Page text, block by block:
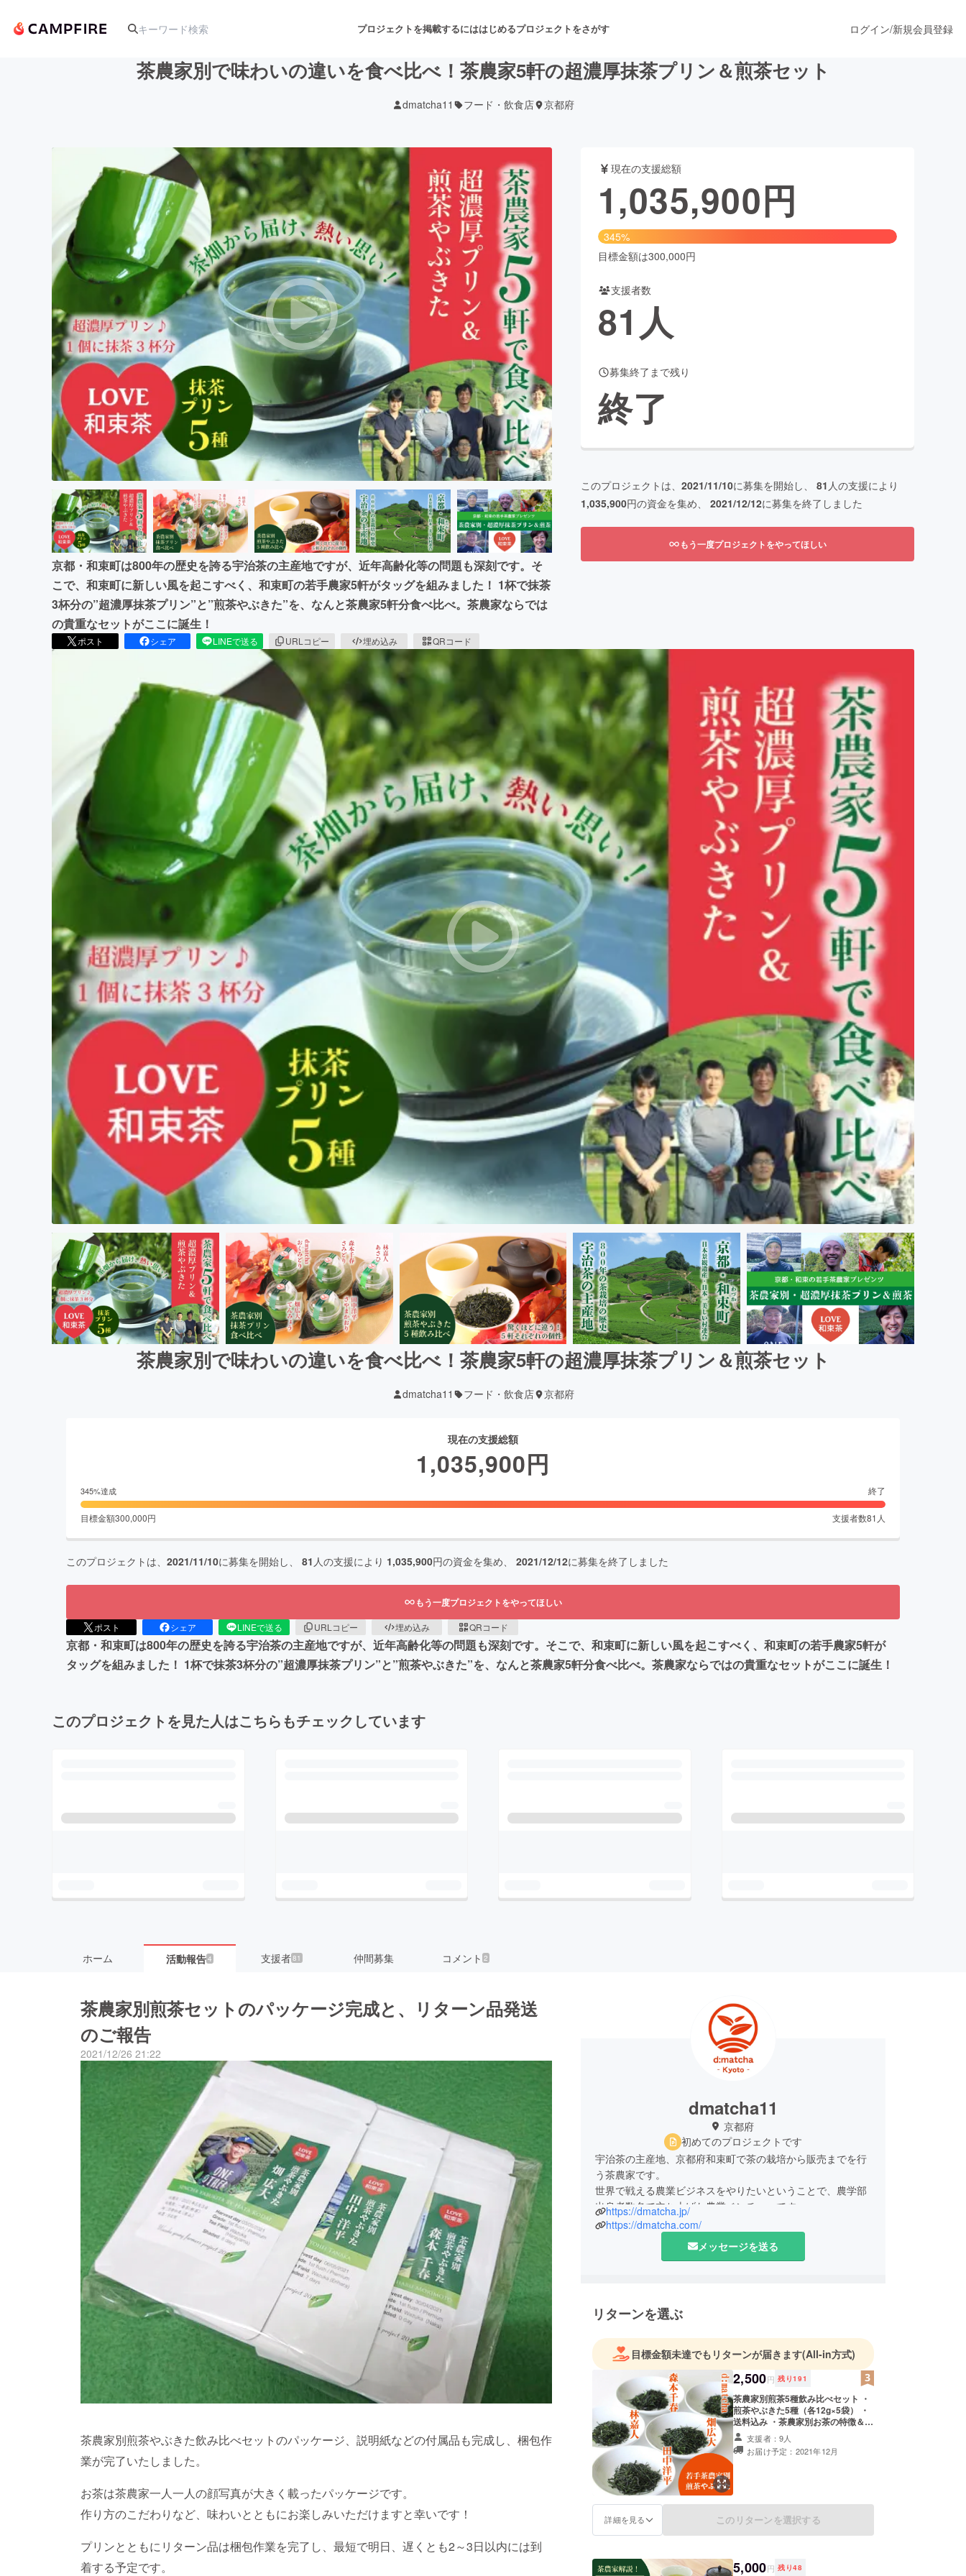
プロジェクトを掲載するにははじめるプロジェクトをさがす
アート・写真 音楽 舞台・パフォーマンス
テクノロジー・ガジェット ゲーム・サービス開発 ファッション
映像・映画 書籍・雑誌出版 アニメ・漫画
ビジネス・起業 チャレンジ ビューティー・ヘルスケア
まちづくり・地域活性化
CAMPFIRE for Social GoodCAMPFIRE Creation
CAMPFIREふるさと納税machi-yaコミュニティ
ログイン/新規会員登録
茶農家別で味わいの違いを食べ比べ！茶農家5軒の超濃厚抹茶プリン＆煎茶セット
dmatcha11 フード・飲食店 京都府
京都・和束町は800年の歴史を誇る宇治茶の主産地ですが、近年高齢化等の問題も深刻です。そ
こで、和束町に新しい風を起こすべく、和束町の若手農家5軒がタッグを組みました！ 1杯で抹茶
3杯分の”超濃厚抹茶プリン”と”煎茶やぶきた”を、なんと茶農家5軒分食べ比べ。茶農家ならでは
の貴重なセットがここに誕生！
ポスト シェア LINEで送る URLコピー 埋め込み QRコード
現在の支援総額
1,035,900円
345%
目標金額は300,000円
支援者数
81 人
募集終了まで残り
終了
このプロジェクトは、 2021/11/10に募集を開始し、 81 人の支援により
1,035,900円の資金を集め、 2021/12/12に募集を終了しました
もう一度プロジェクトをやってほしい
茶農家別で味わいの違いを食べ比べ！茶農家5軒の超濃厚抹茶プリン＆煎茶セット
dmatcha11 フード・飲食店 京都府
現在の支援総額
1,035,900円
345%達成 終了
目標金額300,000円 支援者数81 人
このプロジェクトは、 2021/11/10に募集を開始し、 81 人の支援により 1,035,900円の資金を集め、 2021/12/12に募集を終了しました
もう一度プロジェクトをやってほしい
ポスト シェア LINEで送る URLコピー 埋め込み QRコード
京都・和束町は800年の歴史を誇る宇治茶の主産地ですが、近年高齢化等の問題も深刻です。そこで、和束町に新しい風を起こすべく、和束町の若手農家5軒が
タッグを組みました！ 1杯で抹茶3杯分の”超濃厚抹茶プリン”と”煎茶やぶきた”を、なんと茶農家5軒分食べ比べ。茶農家ならではの貴重なセットがここに誕生！
このプロジェクトを見た人はこちらもチェックしています
ホーム 活動報告4 支援者81 仲間募集 コメント 2
茶農家別煎茶セットのパッケージ完成と、リターン品発送
のご報告
2021/12/26 21:22
茶農家別煎茶やぶきた飲み比べセットのパッケージ、説明紙などの付属品も完成し、梱包作
業が完了いたしました。
お茶は茶農家一人一人の顔写真が大きく載ったパッケージです。
作り方のこだわりなど、味わいとともにお楽しみいただけますと幸いです！
プリンとともにリターン品は梱包作業を完了し、最短で明日、遅くとも2～3日以内には到
着する予定です。
dmatcha11
京都府
初めてのプロジェクトです
宇治茶の主産地、京都府和束町で茶の栽培から販売までを行
う茶農家です。
世界で戦える農業ビジネスをやりたいということで、農学部
出身者数名で立ち上げた農業ベンチャーです。
持続可能な無農薬栽培茶の栽培や、お茶の体験ツアー、お茶
を使った菓子の製造など、お茶の様々な可能性を提案しなが
ら、日本茶の魅力的を日本のみならず、海外へも伝えていき
https://dmatcha.jp/
https://dmatcha.com/
メッセージを送る
リターンを選ぶ
目標金額未達でもリターンが届きます(All-in方式)
2,500円 残り191
茶農家別煎茶5種飲み比べセット ・
煎茶やぶきた5種（各12g×5袋） ・
送料込み ・茶農家別お茶の特徴＆淹
れ方ガイド付き
支援者：9人
お届け予定：2021年12月
詳細を見る このリターンを選択する
5,000円 残り48